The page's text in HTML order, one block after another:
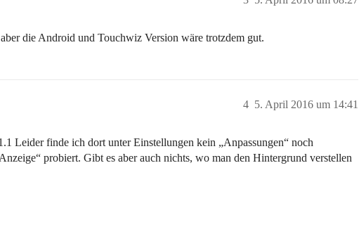
aber die Android und Touchwiz Version wäre trotzdem gut.
5. April 2016 um 14:41
4
Leider finde ich dort unter Einstellungen kein „Anpassungen“ noch
probiert. Gibt es aber auch nichts, wo man den Hintergrund verstellen